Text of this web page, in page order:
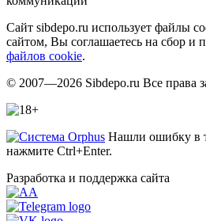
Сайт sibdepo.ru использует файлы
сайтом, Вы соглашаетесь на сбор и
файлов cookie.
© 2007—2026 Sibdepo.ru Все права
Нашли ошибку в
нажмите Ctrl+Enter.
Разработка и поддержка сайта